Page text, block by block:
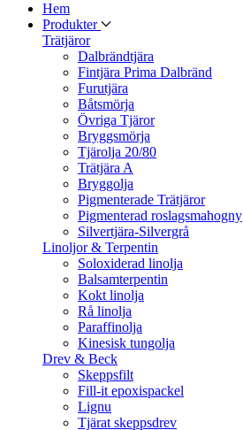
Hem
Produkter
Trätjäror
Dalbrändtjära
Fintjära Prima Dalbränd
Furutjära
Båtsmörja
Övriga Tjäror
Bryggsmörja
Tjärolja 20/80
Trätjära A
Bryggolja
Pigmenterade Trätjäror
Pigmenterad roslagsmahogny
Silvertjära-Silvergrå
Linoljor & Terpentin
Soloxiderad linolja
Balsamterpentin
Kokt linolja
Rå linolja
Paraffinolja
Kinesisk tungolja
Drev & Beck
Skeppsfilt
Fill-it epoxispackel
Lignu
Tjärat skeppsdrev